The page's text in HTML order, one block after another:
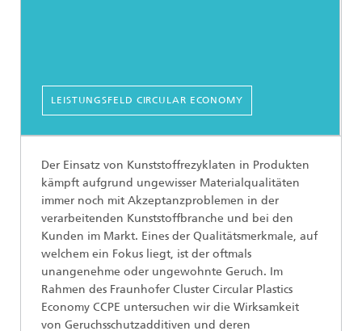
LEISTUNGSFELD CIRCULAR ECONOMY
Der Einsatz von Kunststoffrezyklaten in Produkten
kämpft aufgrund ungewisser Materialqualitäten
immer noch mit Akzeptanzproblemen in der
verarbeitenden Kunststoffbranche und bei den
Kunden im Markt. Eines der Qualitätsmerkmale, auf
welchem ein Fokus liegt, ist der oftmals
unangenehme oder ungewohnte Geruch. Im
Rahmen des Fraunhofer Cluster Circular Plastics
Economy CCPE untersuchen wir die Wirksamkeit
von Geruchsschutzadditiven und deren